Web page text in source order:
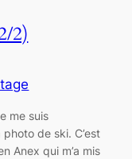
2)
me suis
de ski. C’est
Anex qui m’a mis